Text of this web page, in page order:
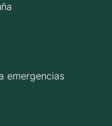
emergencias